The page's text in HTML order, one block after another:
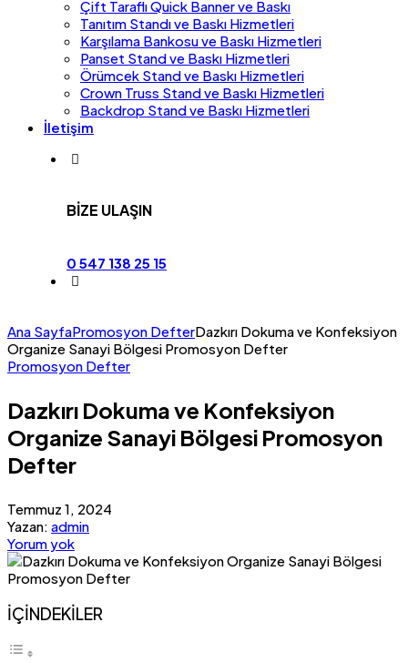
Çift Taraflı Quick Banner ve Baskı
Tanıtım Standı ve Baskı Hizmetleri
Karşılama Bankosu ve Baskı Hizmetleri
Panset Stand ve Baskı Hizmetleri
Örümcek Stand ve Baskı Hizmetleri
Crown Truss Stand ve Baskı Hizmetleri
Backdrop Stand ve Baskı Hizmetleri
İletişim
BİZE ULAŞIN
0 547 138 25 15
Ana SayfaPromosyon DefterDazkırı Dokuma ve Konfeksiyon
Organize Sanayi Bölgesi Promosyon Defter
Promosyon Defter
Dazkırı Dokuma ve Konfeksiyon
Organize Sanayi Bölgesi Promosyon
Defter
Temmuz 1, 2024
Yazan: admin
Yorum yok
İÇİNDEKİLER